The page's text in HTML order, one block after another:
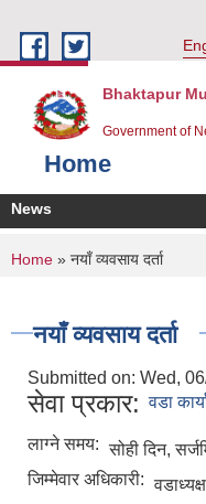
Bhaktapur
Government of
Home
News
You are here
Home » नयाँ व्यवसाय दर्ता
नयाँ व्यवसाय दर्ता
Submitted on: Wed,
सेवा प्रकार: वडा
लाग्ने समय: सोही दिन,
जिम्मेवार अधिकारी: